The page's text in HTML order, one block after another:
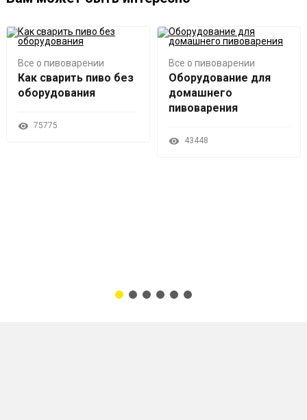
Все о пивоварении
Как сварить пиво без
оборудования
75775
Все о пивоварении
Оборудование для
домашнего
пивоварения
43448